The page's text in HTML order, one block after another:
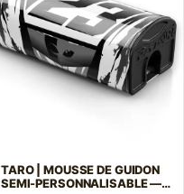
TARO | MOUSSE DE GUIDON
SEMI-PERSONNALISABLE —